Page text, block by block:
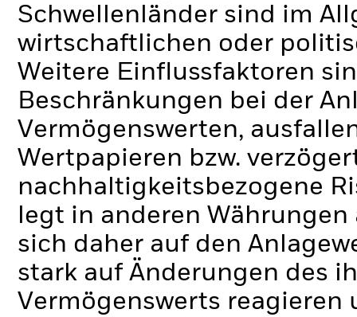
Schwellenländer sind im
wirtschaftlichen oder
Weitere Einflussfaktoren
Beschränkungen bei der
Vermögenswerten,
Wertpapieren bzw.
nachhaltigkeitsbezogene
legt in anderen
sich daher auf den
stark auf Änderungen des
Vermögenswerts reagieren